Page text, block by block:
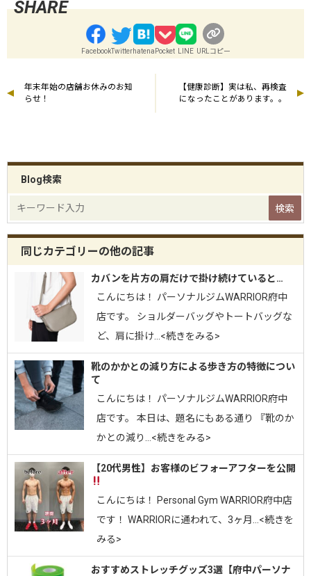
FacebookTwitterhatena Pocket LINE URLコピー
年末年始の店舗お休みのお知
らせ！
【健康診断】実は私、再検査
になったことがあります。。
Blog検索
同じカテゴリーの他の記事
カバンを片方の肩だけで掛け続けていると…
こんにちは！ パーソナルジムWARRIOR府中
店です。 ショルダーバッグやトートバッグな
ど、肩に掛け…<続きをみる>
靴のかかとの減り方による歩き方の特徴につい
て
こんにちは！ パーソナルジムWARRIOR府中
店です。 本日は、題名にもある通り 『靴のか
かとの減り…<続きをみる>
【20代男性】お客様のビフォーアフターを公開
こんにちは！ Personal Gym WARRIOR府中店
です！ WARRIORに通われて、3ヶ月…<続きを
みる>
おすすめストレッチグッズ3選【府中パーソナ